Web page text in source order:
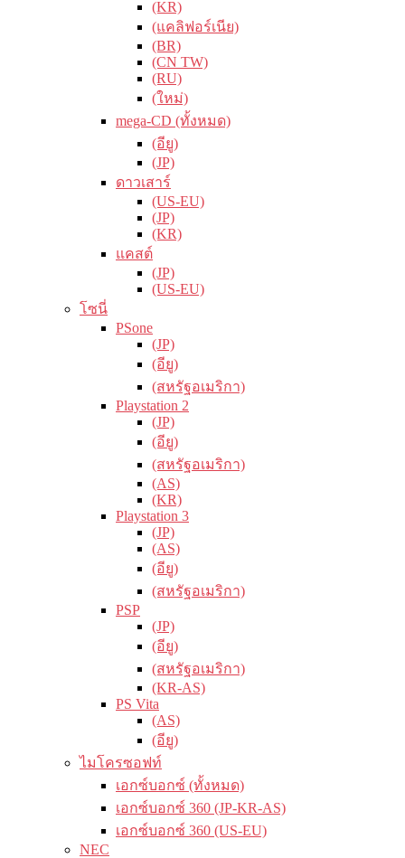
(KR)
(แคลิฟอร์เนีย)
(BR)
(CN TW)
(RU)
(ใหม่)
mega-CD (ทั้งหมด)
(อียู)
(JP)
ดาวเสาร์
(US-EU)
(JP)
(KR)
แคสต์
(JP)
(US-EU)
โซนี่
PSone
(JP)
(อียู)
(สหรัฐอเมริกา)
Playstation 2
(JP)
(อียู)
(สหรัฐอเมริกา)
(AS)
(KR)
Playstation 3
(JP)
(AS)
(อียู)
(สหรัฐอเมริกา)
PSP
(JP)
(อียู)
(สหรัฐอเมริกา)
(KR-AS)
PS Vita
(AS)
(อียู)
ไมโครซอฟท์
เอกซ์บอกซ์ (ทั้งหมด)
เอกซ์บอกซ์ 360 (JP-KR-AS)
เอกซ์บอกซ์ 360 (US-EU)
NEC